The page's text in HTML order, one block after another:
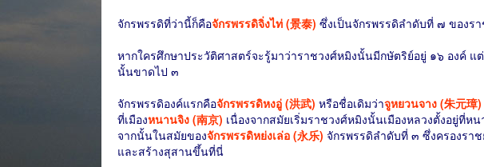
จักรพรรดิที่ว่านี้ก็คือจักรพรรดิจิ่งไท่ (景泰) ซึ่งเป็นจักรพรรดิลำดับที่ ๗ ของร
หากใครศึกษาประวัติศาสตร์จะรู้มาว่าราชวงศ์หมิงนั้นมีกษัตริย์อยู่ ๑๖ องค์
นั้นขาดไป ๓
จักรพรรดิองค์แรกคือจักรพรรดิหงอู่ (洪武) หรือชื่อเดิมว่าจูหยวนจาง (朱元璋)
ที่เมืองหนานจิง (南京) เนื่องจากสมัยเริ่มราชวงศ์หมิงนั้นเมืองหลวงตั้งอยู่ที่
จากนั้นในสมัยของจักรพรรดิหย่งเล่อ (永乐) จักรพรรดิลำดับที่ ๓ ซึ่งครองราช
และสร้างสุสานขึ้นที่นี่